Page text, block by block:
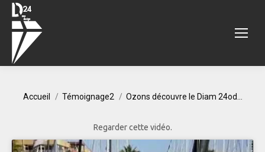
Accueil Témoignage2 Ozons découvre le Diam 24od…
Regarder cette vidéo.